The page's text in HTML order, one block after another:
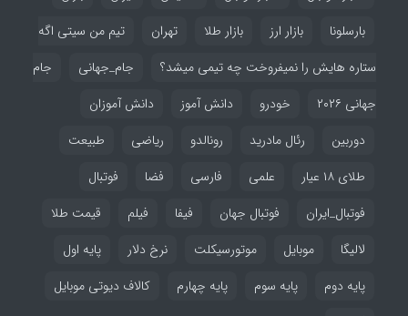
بارسلونا
بازار ارز بازار طلا تهران
تیم من سیتی اگه
ستاره هایش را نمیفروخت چه تیمی میشد؟
جام_جهانی
جام
جهانی ۲۰۲۶
خودرو دانش آموز
دانش آموزان
دوربین
رئال مادرید رونالدو ریاضی
طبیعت
طلای ۱۸ عیار
علمی فارسی فضا
فوتبال
فوتبال_ایران
فوتبال جهان فیفا فیلم
قیمت طلا
لالیگا
موبایل موتورسیکلت نرخ دلار
پایه اول
پایه دوم
پایه سوم پایه چهارم
کالاف دیوتی موبایل